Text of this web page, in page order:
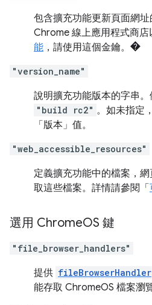
包含擴充功能更新頁面網
Chrome 線上應用程式商店
能 ，請使用這個金鑰。�
"version_name"
說明擴充功能版本的字串。
"build rc2" 。如未指定
「版本」值。
"web_accessible_resources"
定義擴充功能中的檔案，
取這些檔案。詳情請參閱「
選用 ChromeOS 鍵
"file_browser_handlers"
提供 fileBrowserHandler
能存取 ChromeOS 檔案瀏